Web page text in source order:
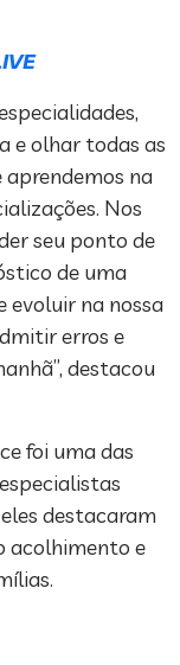
e olhar todas as
na
Nos
seu ponto de
de uma
evoluir na nossa
erros e
destacou
foi uma das
destacaram
acolhimento e